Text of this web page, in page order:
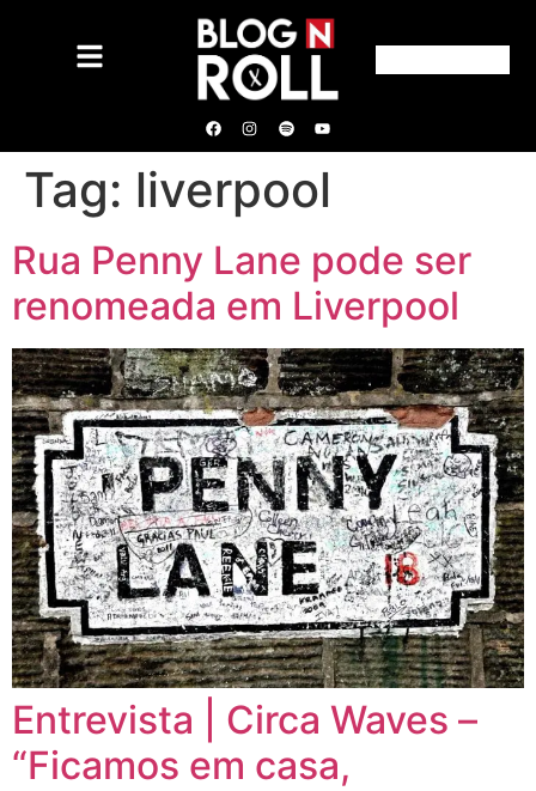
Tag: liverpool
Rua Penny Lane pode ser
renomeada em Liverpool
Entrevista | Circa Waves –
“Ficamos em casa,